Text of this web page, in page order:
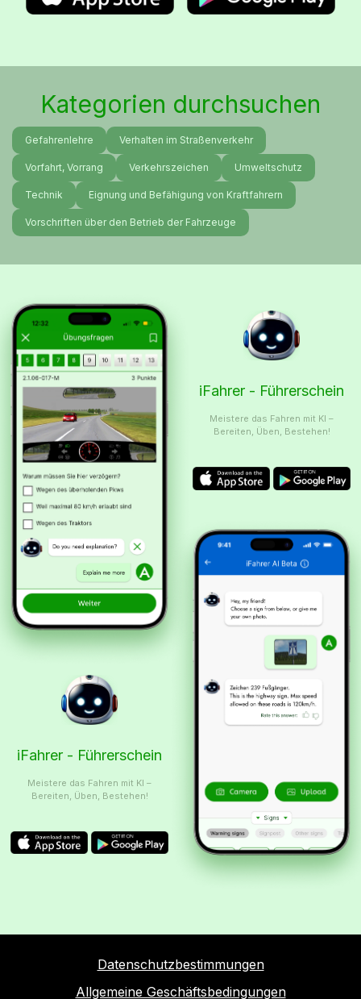
Kategorien durchsuchen
Gefahrenlehre Verhalten im Straßenverkehr
Vorfahrt, Vorrang Verkehrszeichen Umweltschutz
Technik Eignung und Befähigung von Kraftfahrern
Vorschriften über den Betrieb der Fahrzeuge
iFahrer - Führerschein
Meistere das Fahren mit KI –
Bereiten, Üben, Bestehen!
iFahrer - Führerschein
Meistere das Fahren mit KI –
Bereiten, Üben, Bestehen!
Datenschutzbestimmungen
Allgemeine Geschäftsbedingungen